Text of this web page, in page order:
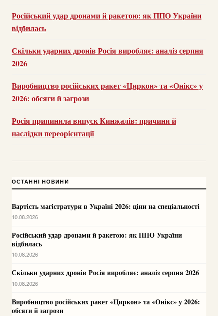
Російський удар дронами й ракетою: як ППО України
відбилась
Скільки ударних дронів Росія виробляє: аналіз серпня
2026
Виробництво російських ракет «Циркон» та «Онікс» у
2026: обсяги й загрози
Росія припинила випуск Кинжалів: причини й
наслідки переорієнтації
ОСТАННІ НОВИНИ
Вартість магістратури в Україні 2026: ціни на спеціальності
10.08.2026
Російський удар дронами й ракетою: як ППО України
відбилась
10.08.2026
Скільки ударних дронів Росія виробляє: аналіз серпня 2026
10.08.2026
Виробництво російських ракет «Циркон» та «Онікс» у 2026:
обсяги й загрози